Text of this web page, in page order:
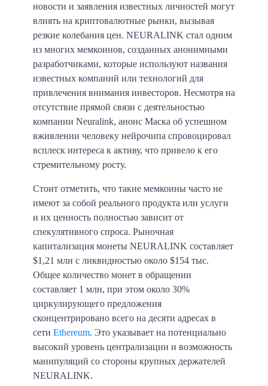
новости и заявления известных личностей могут
влиять на криптовалютные рынки, вызывая
резкие колебания цен. NEURALINK стал одним
из многих мемкоинов, созданных анонимными
разработчиками, которые используют названия
известных компаний или технологий для
привлечения внимания инвесторов. Несмотря на
отсутствие прямой связи с деятельностью
компании Neuralink, анонс Маска об успешном
вживлении человеку нейрочипа спровоцировал
всплеск интереса к активу, что привело к его
стремительному росту.
Стоит отметить, что такие мемкоины часто не
имеют за собой реального продукта или услуги
и их ценность полностью зависит от
спекулятивного спроса. Рыночная
капитализация монеты NEURALINK составляет
$1,21 млн с ликвидностью около $154 тыс.
Общее количество монет в обращении
составляет 1 млн, при этом около 30%
циркулирующего предложения
сконцентрировано всего на десяти адресах в
сети Ethereum. Это указывает на потенциально
высокий уровень централизации и возможность
манипуляций со стороны крупных держателей
NEURALINK.